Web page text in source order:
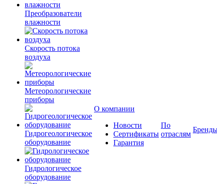
Преобразователи
влажности
Скорость потока
воздуха
Метеорологические
приборы
Гидрогеологическое
оборудование
Гидрологическое
оборудование
О компании
Новости
Сертификаты
Гарантия
По
отраслям